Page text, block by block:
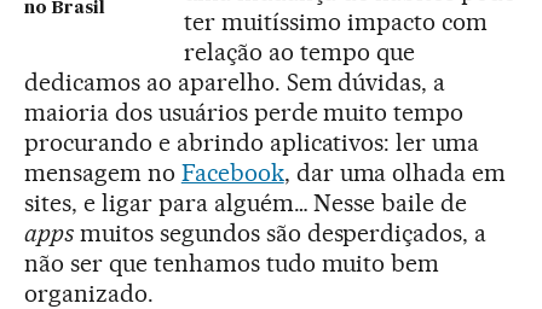
no Brasil
ter muitíssimo impacto com
relação ao tempo que
dedicamos ao aparelho. Sem dúvidas, a
maioria dos usuários perde muito tempo
procurando e abrindo aplicativos: ler uma
mensagem no Facebook, dar uma olhada em
sites, e ligar para alguém… Nesse baile de
appsmuitos segundos são desperdiçados, a
não ser que tenhamos tudo muito bem
organizado.